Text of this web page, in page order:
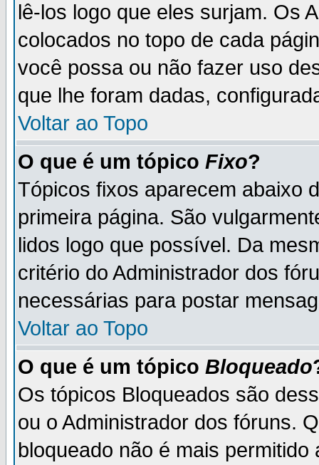
lê-los logo que eles surjam. Os
colocados no topo de cada
você possa ou não fazer uso
que lhe foram dadas,
Voltar ao Topo
O que é um tópico Fixo?
Tópicos fixos aparecem abaixo
primeira página. São
lidos logo que possível. Da
critério do Administrador dos
necessárias para postar
Voltar ao Topo
O que é um tópico Bloqueado
Os tópicos Bloqueados são
ou o Administrador dos fóruns.
bloqueado não é mais